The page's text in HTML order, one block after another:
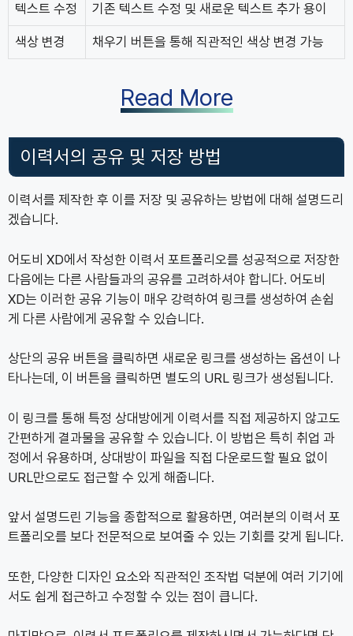
텍스트 수정 기존 텍스트 수정 및 새로운 텍스트 추가 용이
색상 변경 채우기 버튼을 통해 직관적인 색상 변경 가능
Read More
이력서의 공유 및 저장 방법
이력서를 제작한 후 이를 저장 및 공유하는 방법에 대해 설명드리
겠습니다.
어도비 XD에서 작성한 이력서 포트폴리오를 성공적으로 저장한
다음에는 다른 사람들과의 공유를 고려하셔야 합니다. 어도비
XD는 이러한 공유 기능이 매우 강력하여 링크를 생성하여 손쉽
게 다른 사람에게 공유할 수 있습니다.
상단의 공유 버튼을 클릭하면 새로운 링크를 생성하는 옵션이 나
타나는데, 이 버튼을 클릭하면 별도의 URL 링크가 생성됩니다.
이 링크를 통해 특정 상대방에게 이력서를 직접 제공하지 않고도
간편하게 결과물을 공유할 수 있습니다. 이 방법은 특히 취업 과
정에서 유용하며, 상대방이 파일을 직접 다운로드할 필요 없이
URL만으로도 접근할 수 있게 해줍니다.
앞서 설명드린 기능을 종합적으로 활용하면, 여러분의 이력서 포
트폴리오를 보다 전문적으로 보여줄 수 있는 기회를 갖게 됩니다.
또한, 다양한 디자인 요소와 직관적인 조작법 덕분에 여러 기기에
서도 쉽게 접근하고 수정할 수 있는 점이 큽니다.